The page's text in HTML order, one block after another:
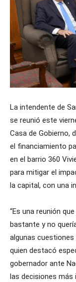
La intendente de
se reunió este
Casa de Gobierno,
el financiamiento
en el barrio 360
para mitigar el
la capital, con una
“Es una reunión
bastante y no
algunas cuestiones
quien destacó
gobernador ante
las decisiones